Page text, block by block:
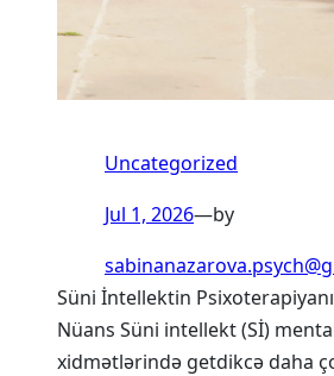
Uncategorized
Jul 1, 2026—by
Süni İntellektin
Nüans Süni intellekt (Sİ)
xidmətlərində getdikcə daha